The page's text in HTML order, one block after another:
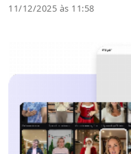
11/12/2025 às 11:58